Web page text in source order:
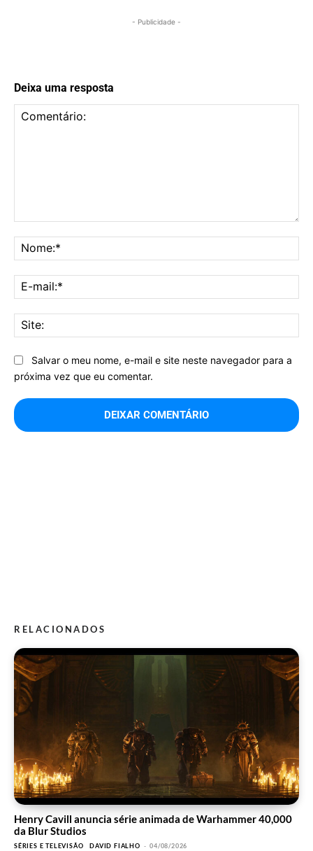
- Publicidade -
Deixa uma resposta
Salvar o meu nome, e-mail e site neste navegador para a
próxima vez que eu comentar.
RELACIONADOS
Henry Cavill anuncia série animada de Warhammer 40,000
da Blur Studios
SÉRIES E TELEVISÃO DAVID FIALHO - 04/08/2026